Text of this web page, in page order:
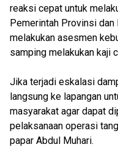
reaksi cepat untuk
Pemerintah Provinsi dan
melakukan asesmen
samping melakukan kaji
Jika terjadi eskalasi
langsung ke lapangan
masyarakat agar dapat
pelaksanaan operasi
papar Abdul Muhari.